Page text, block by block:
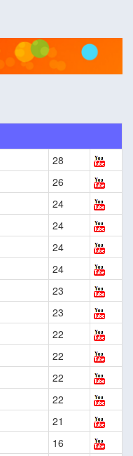
28
26
24
24
24
24
23
23
22
22
22
22
21
16